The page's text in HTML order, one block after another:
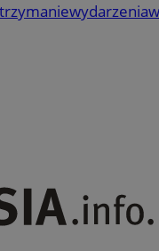
wydarzenia